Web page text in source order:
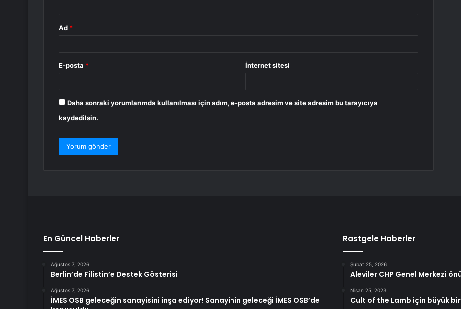
Ad *
E-posta * İnternet sitesi
Daha sonraki yorumlarımda kullanılması için adım, e-posta adresim ve site adresim bu tarayıcıya
kaydedilsin.
En Güncel Haberler
Ağustos 7, 2026
Berlin’de Filistin’e Destek Gösterisi
Ağustos 7, 2026
İMES OSB geleceğin sanayisini inşa ediyor! Sanayinin geleceği İMES OSB’de
Rastgele Haberler
Şubat 25, 2026
Aleviler CHP Genel Merkezi
Nisan 25, 2023
Cult of the Lamb için büyük